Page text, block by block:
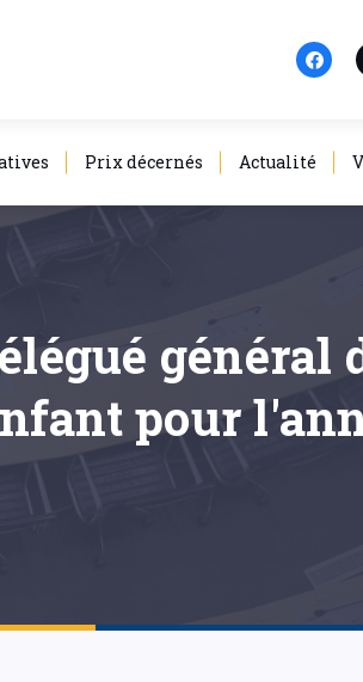
Prix décernés Actualité
général
pour